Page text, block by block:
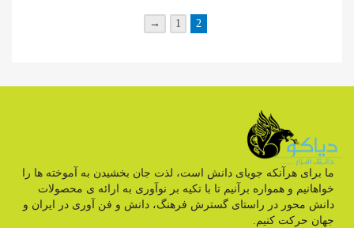
→ 1 2
ما برای هرآنکه جویای دانش است، لذت جان بخشیدن به آموخته ها را
خواهانیم و همواره برآنیم تا با تکیه بر نوآوری به ارائه ی محصولات
دانش محور در راستای گسترش فرهنگ، دانش و فن آوری در ایران و
جهان حرکت کنیم.